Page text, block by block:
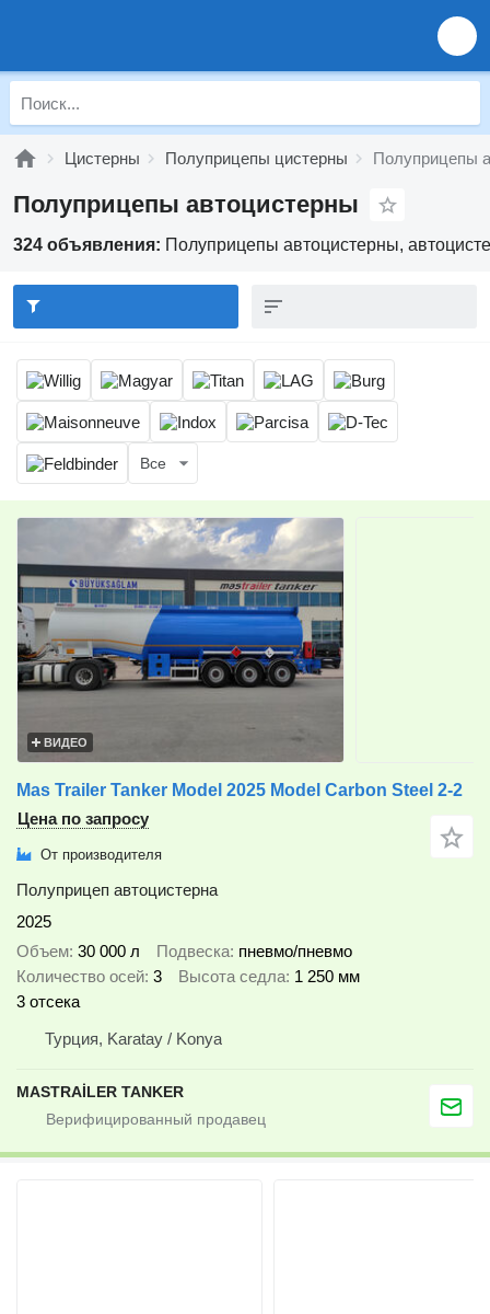
Цистерны Полуприцепы цистерны Полуприцепы
Полуприцепы автоцистерны
324 объявления: Полуприцепы автоцистерны,
Все
ВИДЕО
Mas Trailer Tanker Model 2025 Model Carbon Steel 2-2
Цена по запросу
От производителя
Полуприцеп автоцистерна
2025
Объем 30 000 л Подвеска пневмо/пневмо
Количество осей 3 Высота седла 1 250 мм
3 отсека
Турция, Karatay / Konya
MASTRAİLER TANKER